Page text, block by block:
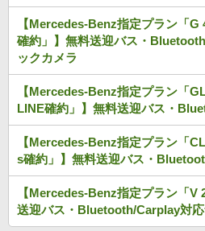
【Mercedes-Benz指定プラン「
確約」】無料送迎バス・
ックカメラ
【Mercedes-Benz指定プラン「
LINE確約」】無料送迎バス・
【Mercedes-Benz指定プラン「
s確約」】無料送迎バス・
【Mercedes-Benz指定プラン「
送迎バス・Bluetooth/Carplay対